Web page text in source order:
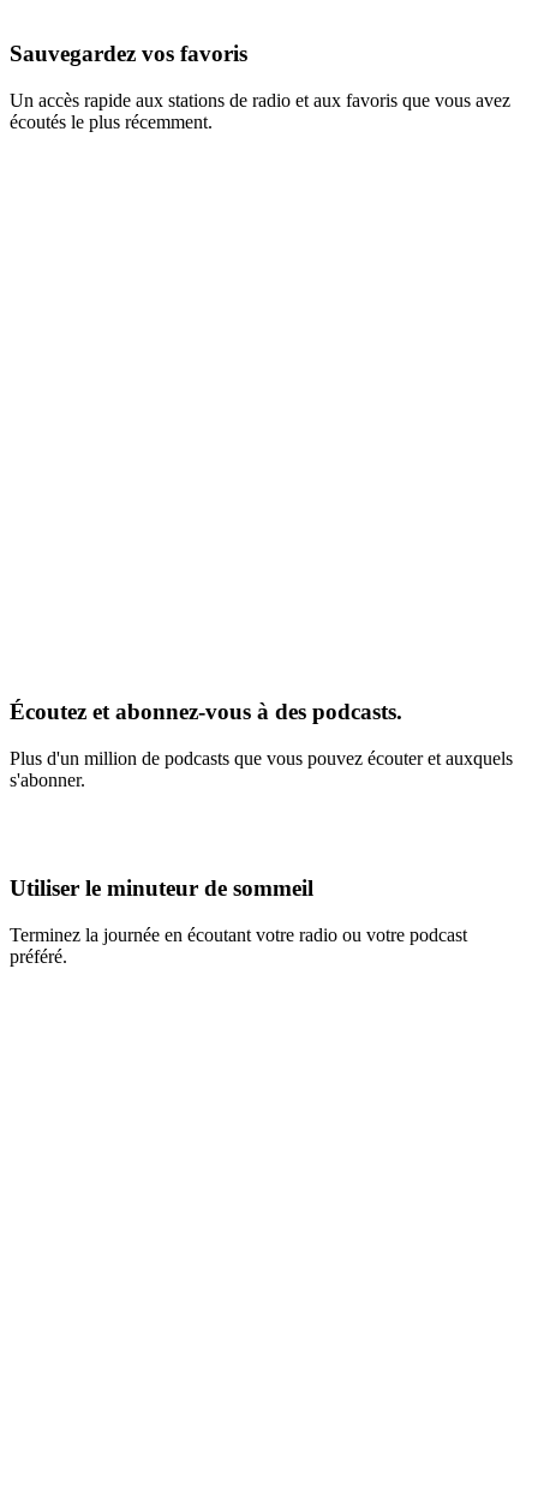
Sauvegardez vos favoris
Un accès rapide aux stations de radio et aux favoris que vous avez
écoutés le plus récemment.
Écoutez et abonnez-vous à des podcasts.
Plus d'un million de podcasts que vous pouvez écouter et auxquels
s'abonner.
Utiliser le minuteur de sommeil
Terminez la journée en écoutant votre radio ou votre podcast
préféré.